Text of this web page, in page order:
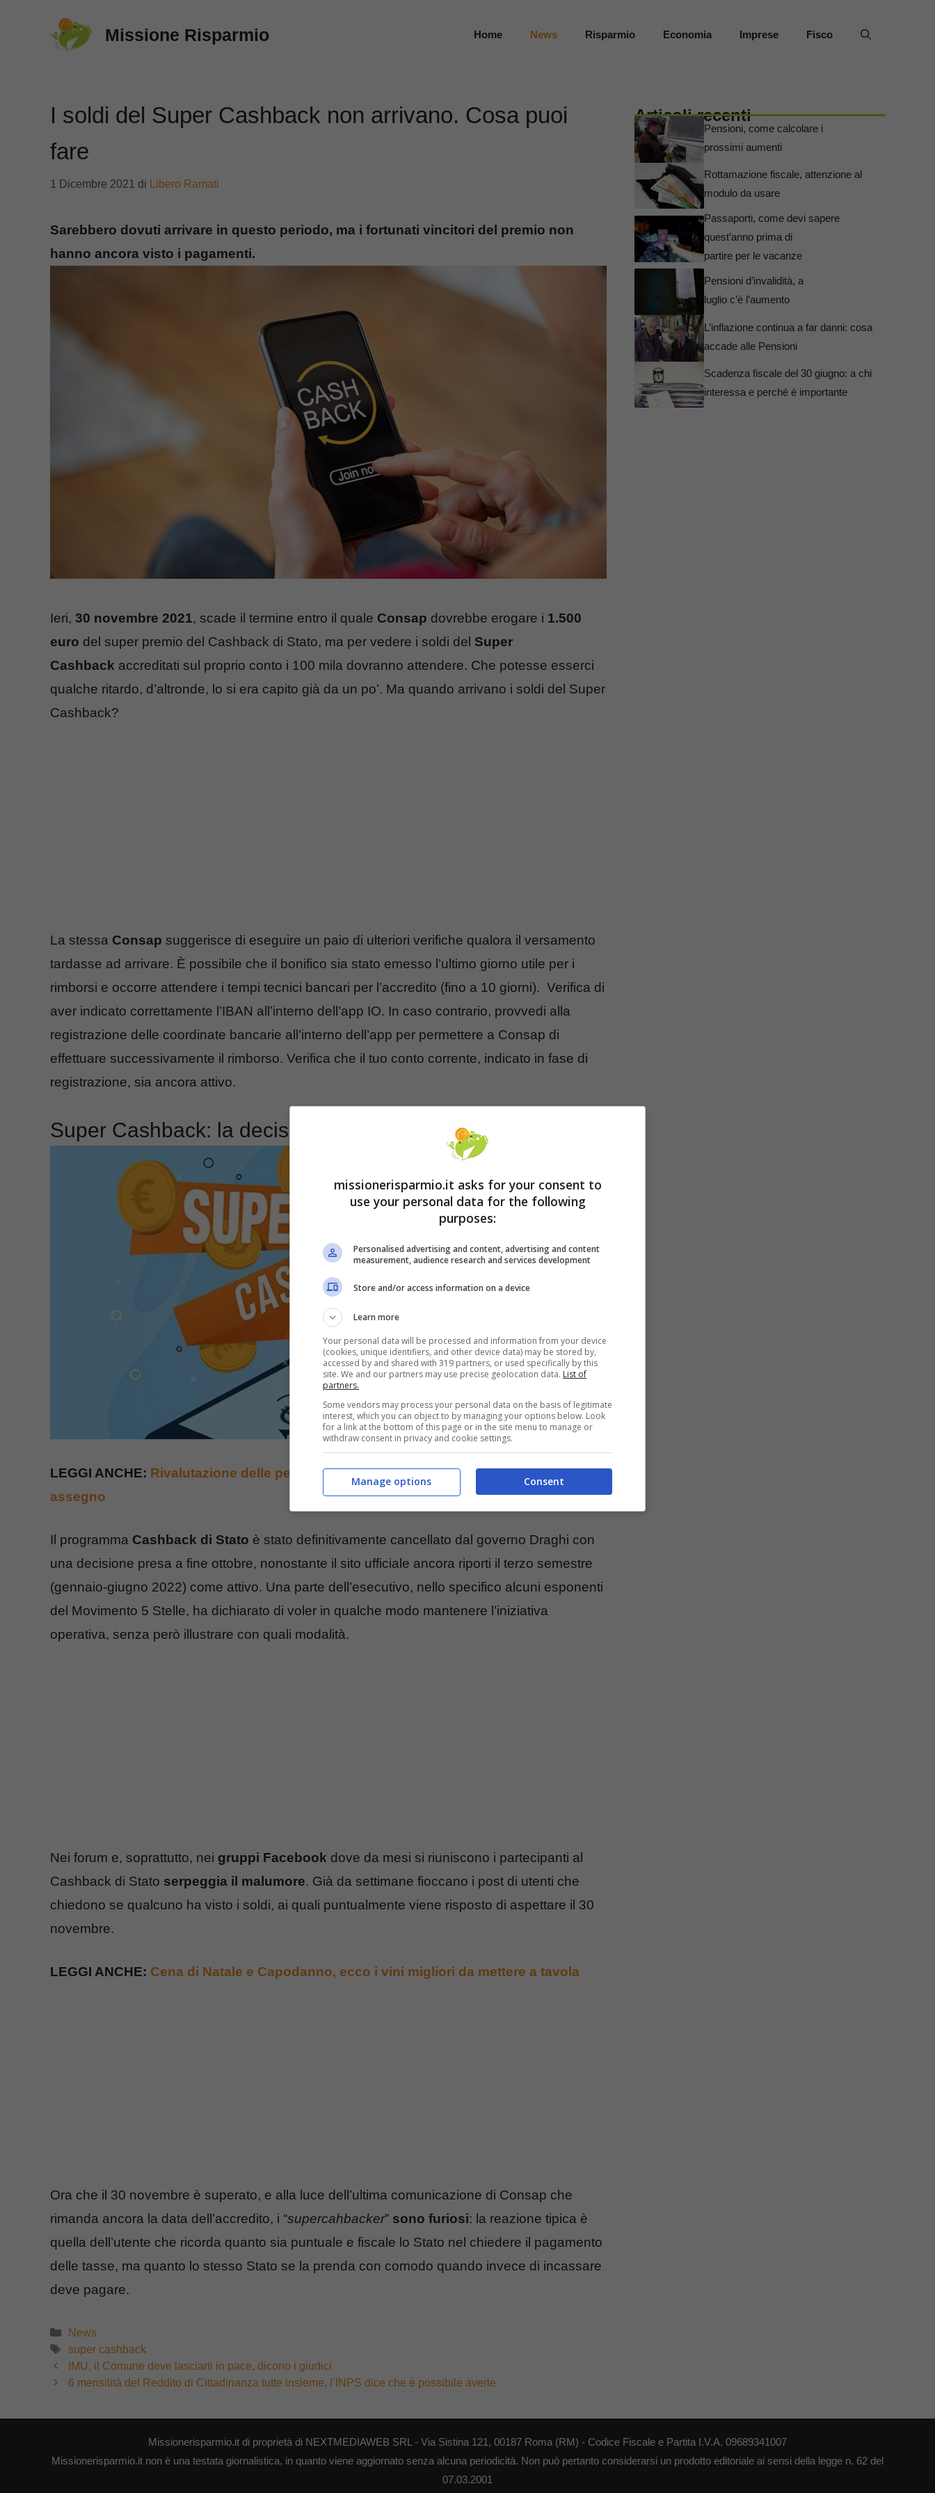
Missione Risparmio Home News Risparmio Economia Imprese Fisco
I soldi del Super Cashback non arrivano. Cosa puoi
fare
1 Dicembre 2021 di Libero Ramati
Sarebbero dovuti arrivare in questo periodo, ma i fortunati vincitori del premio non
hanno ancora visto i pagamenti.
Ieri, 30 novembre 2021, scade il termine entro il quale Consap dovrebbe erogare i 1.500
euro del super premio del Cashback di Stato, ma per vedere i soldi del Super
Cashback accreditati sul proprio conto i 100 mila dovranno attendere. Che potesse esserci
qualche ritardo, d’altronde, lo si era capito già da un po’. Ma quando arrivano i soldi del Super
Cashback?
La stessa Consap suggerisce di eseguire un paio di ulteriori verifiche qualora il versamento
tardasse ad arrivare. È possibile che il bonifico sia stato emesso l’ultimo giorno utile per i
rimborsi e occorre attendere i tempi tecnici bancari per l’accredito (fino a 10 giorni). Verifica di
aver indicato correttamente l’IBAN all’interno dell’app IO. In caso contrario, provvedi alla
registrazione delle coordinate bancarie all’interno dell’app per permettere a Consap di
effettuare successivamente il rimborso. Verifica che il tuo conto corrente, indicato in fase di
registrazione, sia ancora attivo.
Super Cashback: la decisione finale del Governo
LEGGI ANCHE: Rivalutazione delle pensioni, cosa accade davvero nel 2022 al tuo
assegno
Il programma Cashback di Stato è stato definitivamente cancellato dal governo Draghi con
una decisione presa a fine ottobre, nonostante il sito ufficiale ancora riporti il terzo semestre
(gennaio-giugno 2022) come attivo. Una parte dell’esecutivo, nello specifico alcuni esponenti
del Movimento 5 Stelle, ha dichiarato di voler in qualche modo mantenere l’iniziativa
operativa, senza però illustrare con quali modalità.
Nei forum e, soprattutto, nei gruppi Facebook dove da mesi si riuniscono i partecipanti al
Cashback di Stato serpeggia il malumore. Già da settimane fioccano i post di utenti che
chiedono se qualcuno ha visto i soldi, ai quali puntualmente viene risposto di aspettare il 30
novembre.
LEGGI ANCHE: Cena di Natale e Capodanno, ecco i vini migliori da mettere a tavola
Ora che il 30 novembre è superato, e alla luce dell’ultima comunicazione di Consap che
rimanda ancora la data dell’accredito, i “supercahbacker” sono furiosi: la reazione tipica è
quella dell’utente che ricorda quanto sia puntuale e fiscale lo Stato nel chiedere il pagamento
delle tasse, ma quanto lo stesso Stato se la prenda con comodo quando invece di incassare
deve pagare.
Categorie
News
Tag
super cashback
IMU, il Comune deve lasciarti in pace, dicono i giudici
6 mensilità del Reddito di Cittadinanza tutte insieme, l’INPS dice che è possibile averle
Articoli recenti
Pensioni, come calcolare i
prossimi aumenti
Rottamazione fiscale, attenzione al
modulo da usare
Passaporti, come devi sapere
quest’anno prima di
partire per le vacanze
Pensioni d’invalidità, a
luglio c’è l’aumento
L’inflazione continua a far danni: cosa
accade alle Pensioni
Scadenza fiscale del 30 giugno: a chi
interessa e perché è importante
Missionerisparmio.it di proprietà di NEXTMEDIAWEB SRL - Via Sistina 121, 00187 Roma (RM) - Codice Fiscale e Partita I.V.A. 09689341007
Missionerisparmio.it non è una testata giornalistica, in quanto viene aggiornato senza alcuna periodicità. Non può pertanto considerarsi un prodotto editoriale ai sensi della legge n. 62 del
07.03.2001
missionerisparmio.it asks for your consent to
use your personal data for the following
purposes:
Personalised advertising and content, advertising and content
measurement, audience research and services development
Store and/or access information on a device
Learn more
Your personal data will be processed and information from your device
(cookies, unique identifiers, and other device data) may be stored by,
accessed by and shared with 319 partners, or used specifically by this
site. We and our partners may use precise geolocation data. List of
partners.
Some vendors may process your personal data on the basis of legitimate
interest, which you can object to by managing your options below. Look
for a link at the bottom of this page or in the site menu to manage or
withdraw consent in privacy and cookie settings.
Consent
Manage options